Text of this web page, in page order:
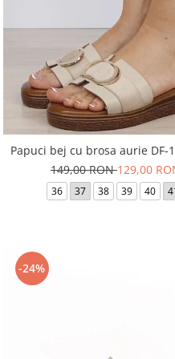
Papuci bej cu brosa aurie DF-
149,00 RON129,00
36 37 38 39 40
-24%